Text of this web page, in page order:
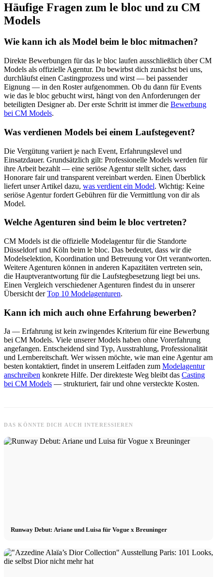
Häufige Fragen zum le bloc und zu CM
Models
Wie kann ich als Model beim le bloc mitmachen?
Direkte Bewerbungen für das le bloc laufen ausschließlich über CM
Models als offizielle Agentur. Du bewirbst dich zunächst bei uns,
durchläufst einen Castingprozess und wirst — bei passender
Eignung — in den Roster aufgenommen. Ob du dann für Events
wie das le bloc gebucht wirst, hängt von den Anforderungen der
beteiligten Designer ab. Der erste Schritt ist immer die Bewerbung
bei CM Models.
Was verdienen Models bei einem Laufstegevent?
Die Vergütung variiert je nach Event, Erfahrungslevel und
Einsatzdauer. Grundsätzlich gilt: Professionelle Models werden für
ihre Arbeit bezahlt — eine seriöse Agentur stellt sicher, dass
Honorare fair und transparent vereinbart werden. Einen Überblick
liefert unser Artikel dazu, was verdient ein Model. Wichtig: Keine
seriöse Agentur fordert Gebühren für die Vermittlung von dir als
Model.
Welche Agenturen sind beim le bloc vertreten?
CM Models ist die offizielle Modelagentur für die Standorte
Düsseldorf und Köln beim le bloc. Das bedeutet, dass wir die
Modelselektion, Koordination und Betreuung vor Ort verantworten.
Weitere Agenturen können in anderen Kapazitäten vertreten sein,
die Hauptverantwortung für die Laufstegbesetzung liegt bei uns.
Einen Vergleich verschiedener Agenturen findest du in unserer
Übersicht derTop 10 Modelagenturen.
Kann ich mich auch ohne Erfahrung bewerben?
Ja — Erfahrung ist kein zwingendes Kriterium für eine Bewerbung
bei CM Models. Viele unserer Models haben ohne Vorerfahrung
angefangen. Entscheidend sind Typ, Ausstrahlung, Professionalität
und Lernbereitschaft. Wer wissen möchte, wie man eine Agentur am
besten kontaktiert, findet in unserem Leitfaden zum Modelagentur
anschreiben konkrete Hilfe. Der direkteste Weg bleibt das Casting
bei CM Models — strukturiert, fair und ohne versteckte Kosten.
DAS KÖNNTE DICH AUCH INTERESSIEREN
Runway Debut: Ariane und Luisa für Vogue x Breuninger